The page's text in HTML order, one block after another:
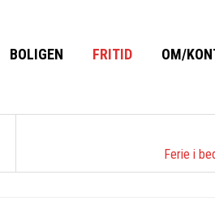
BOLIGEN FRITID OM/
Ferie i